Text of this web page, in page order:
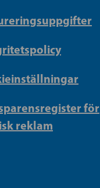
för
reklam